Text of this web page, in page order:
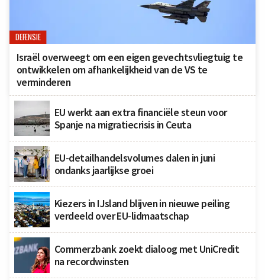
DEFENSIE
Israël overweegt om een eigen gevechtsvliegtuig te
ontwikkelen om afhankelijkheid van de VS te
verminderen
EU werkt aan extra financiële steun voor
Spanje na migratiecrisis in Ceuta
EU-detailhandelsvolumes dalen in juni
ondanks jaarlijkse groei
Kiezers in IJsland blijven in nieuwe peiling
verdeeld over EU-lidmaatschap
Commerzbank zoekt dialoog met UniCredit
na recordwinsten